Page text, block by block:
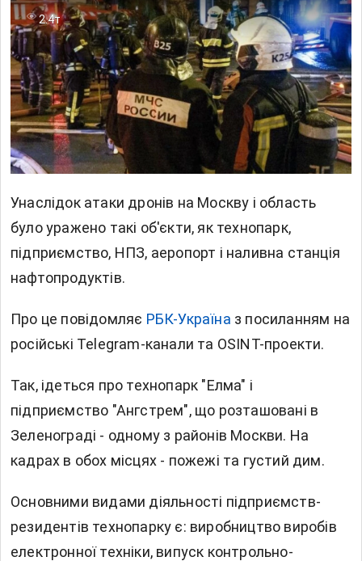
2.4т
Унаслідок атаки дронів на Москву і область
було уражено такі об'єкти, як технопарк,
підприємство, НПЗ, аеропорт і наливна станція
нафтопродуктів.
Про це повідомляє РБК-Україна з посиланням на
російські Telegram-канали та OSINT-проекти.
Так, ідеться про технопарк "Елма" і
підприємство "Ангстрем", що розташовані в
Зеленограді - одному з районів Москви. На
кадрах в обох місцях - пожежі та густий дим.
Основними видами діяльності підприємств-
резидентів технопарку є: виробництво виробів
електронної техніки, випуск контрольно-